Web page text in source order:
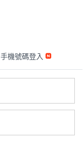
手機號碼登入